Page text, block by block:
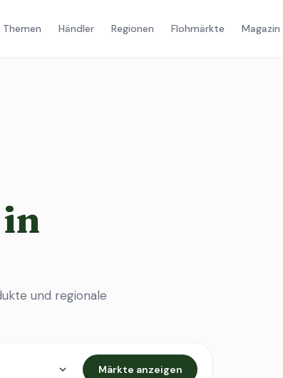
Themen Händler Regionen Flohmärkte Magazin
und regionale
Märkte anzeigen